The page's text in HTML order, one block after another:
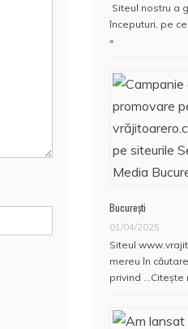
Siteul nostru a
începuturi, pe
»
București
01/04/2025
Siteul
mereu în
privind … Citește